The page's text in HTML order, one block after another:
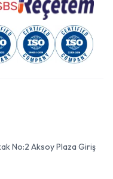
No:2 Aksoy Plaza Giriş